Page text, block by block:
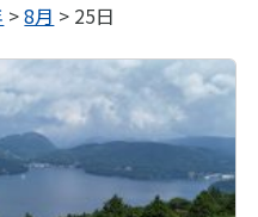
>8月 > 25日